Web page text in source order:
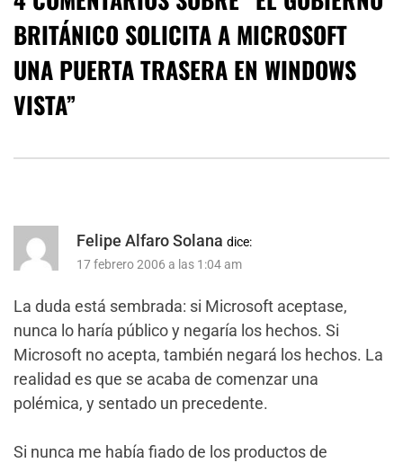
BRITÁNICO SOLICITA A MICROSOFT
UNA PUERTA TRASERA EN WINDOWS
VISTA”
Felipe Alfaro Solana dice:
17 febrero 2006 a las 1:04 am
La duda está sembrada: si Microsoft aceptase,
nunca lo haría público y negaría los hechos. Si
Microsoft no acepta, también negará los hechos. La
realidad es que se acaba de comenzar una
polémica, y sentado un precedente.
Si nunca me había fiado de los productos de